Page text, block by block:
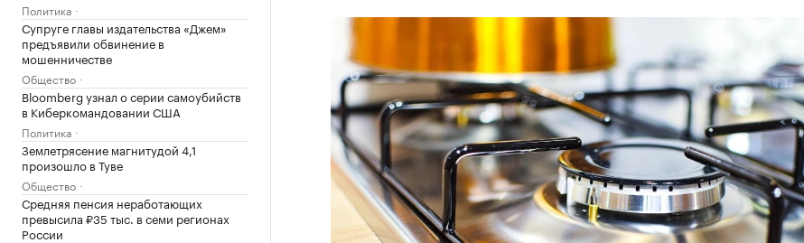
Политика
Супруге главы издательства «Джем»
предъявили обвинение в
мошенничестве
Общество
Bloomberg узнал о серии самоубийств
в Киберкомандовании США
Политика
Землетрясение магнитудой 4,1
произошло в Туве
Общество
Средняя пенсия неработающих
превысила ₽35 тыс. в семи регионах
России